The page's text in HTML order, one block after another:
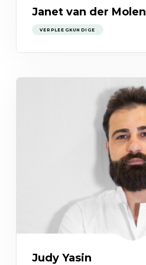
Janet van der Molen
VERPLEEGKUNDIGE
Judy Yasin